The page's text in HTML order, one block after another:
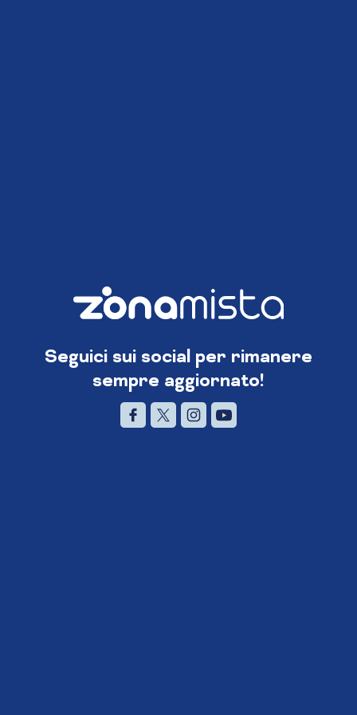
Seguici sui social per rimanere
sempre aggiornato!